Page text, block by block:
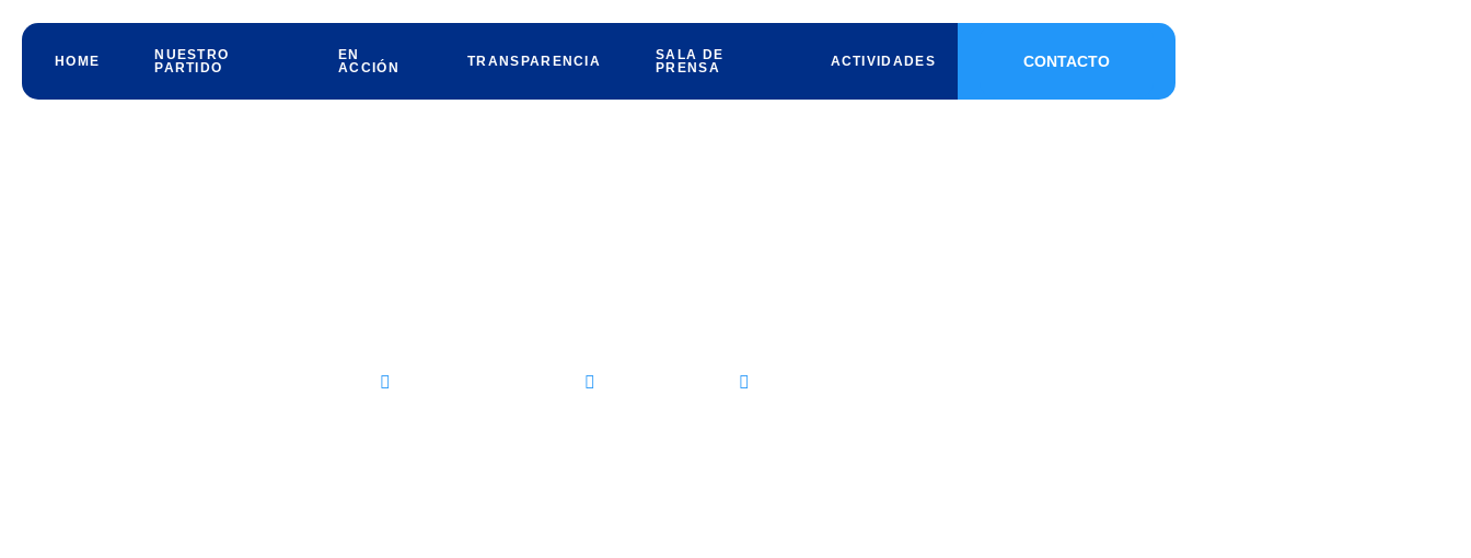
HOME
NUESTRO
PARTIDO
EN
ACCIÓN
TRANSPARENCIA
SALA DE
PRENSA
ACTIVIDADES CONTACTO